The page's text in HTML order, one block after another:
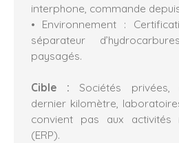
interphone, commande
Environnement :
séparateur
paysagés.
Cible :Sociétés privées,
dernier kilomètre,
convient pas aux activités
(ERP).